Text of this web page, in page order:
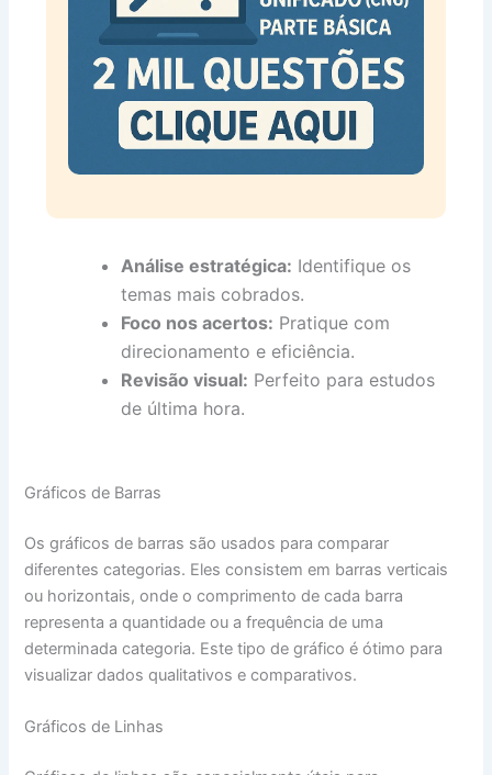
Análise estratégica: Identifique os
temas mais cobrados.
Foco nos acertos: Pratique com
direcionamento e eficiência.
Revisão visual: Perfeito para estudos
de última hora.
Gráficos de Barras
Os gráficos de barras são usados para comparar
diferentes categorias. Eles consistem em barras verticais
ou horizontais, onde o comprimento de cada barra
representa a quantidade ou a frequência de uma
determinada categoria. Este tipo de gráfico é ótimo para
visualizar dados qualitativos e comparativos.
Gráficos de Linhas